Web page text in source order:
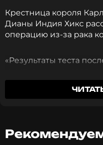
Крестница короля
Дианы Индия Хикс
операцию из-за рака
«Результаты теста
как в драматическом
тревожными, чтобы
58-летняя Хикс
провели в Майами.